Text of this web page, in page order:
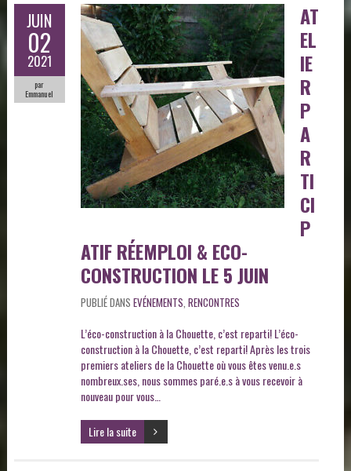
JUIN
02
2021
par
Emmanuel
AT
EL
IE
R
P
A
R
TI
CI
P
ATIF RÉEMPLOI & ECO-
CONSTRUCTION LE 5 JUIN
PUBLIÉ DANS EVÉNEMENTS RENCONTRES
L’éco-construction à la Chouette, c’est reparti! L’éco-
construction à la Chouette, c’est reparti! Après les trois
premiers ateliers de la Chouette où vous êtes venu.e.s
nombreux.ses, nous sommes paré.e.s à vous recevoir à
nouveau pour vous…
Lire la suite